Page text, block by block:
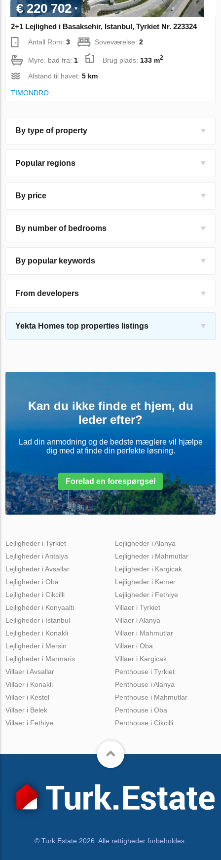
€ 220 702
2+1 Lejlighed i Basaksehir, Istanbul, Tyrkiet Nr. 223324
Antall Rom:3 Soveværelse:2
Myre. bad fra: 1 Brug plads: 133 m2
Afstand til havet:5 km
TIMONDRO
By type of property
Popular regions
By price
By number of bedrooms
By popular keywords
From developers
Yekta Homes top properties listings
Kan du ikke finde et hjem, du
leder efter?
Lad din anmodning og de bedste mæglere vil hjælpe
dig med at finde din perfekte løsning.
Forelad en forespørgsel
Lejligheder i Tyrkiet
Lejligheder i Antalya
Lejligheder i Avsallar
Lejligheder i Oba
Lejligheder i Cikcilli
Lejligheder i Alanya
Lejligheder i Mahmutlar
Lejligheder i Kargicak
Lejligheder i Kemer
Lejligheder i Fethiye
Lejligheder i Konyaalti
Lejligheder i Istanbul
Lejligheder i Konakli
Lejligheder i Mersin
Lejligheder i Marmaris
Villaer i Tyrkiet
Villaer i Alanya
Villaer i Mahmutlar
Villaer i Oba
Villaer i Kargicak
Villaer i Avsallar
Villaer i Konakli
Villaer i Kestel
Villaer i Belek
Villaer i Fethiye
Penthouse i Tyrkiet
Penthouse i Alanya
Penthouse i Mahmutlar
Penthouse i Oba
Penthouse i Cikcilli
© Turk.Estate 2026. Alle rettigheder forbeholdes.